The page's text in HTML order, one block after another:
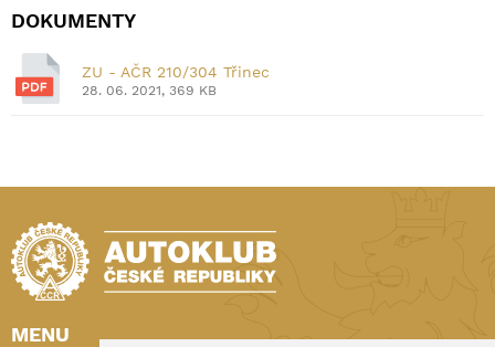
DOKUMENTY
ZU - AČR 210/304 Třinec
28. 06. 2021, 369 KB
MENU